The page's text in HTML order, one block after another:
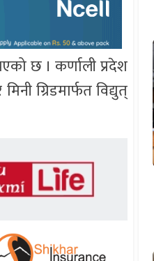
छ । कर्णाली प्रदेश
ग्रिडमार्फत विद्युत्